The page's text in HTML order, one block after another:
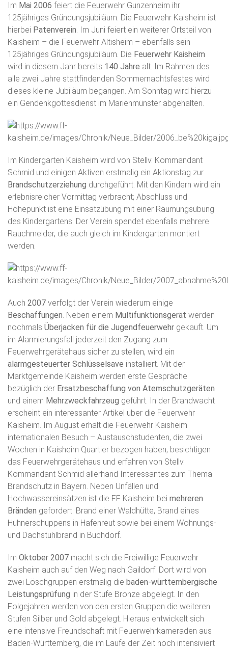
Im Mai 2006 feiert die Feuerwehr Gunzenheim ihr
125jähriges Gründungsjubiläum. Die Feuerwehr Kaisheim ist
hierbei Patenverein. Im Juni feiert ein weiterer Ortsteil von
Kaisheim – die Feuerwehr Altisheim – ebenfalls sein
125jähriges Gründungsjubiläum. Die Feuerwehr Kaisheim
wird in diesem Jahr bereits 140 Jahre alt. Im Rahmen des
alle zwei Jahre stattfindenden Sommernachtsfestes wird
dieses kleine Jubiläum begangen. Am Sonntag wird hierzu
ein Gendenkgottesdienst im Marienmünster abgehalten.
Im Kindergarten Kaisheim wird von Stellv. Kommandant
Schmid und einigen Aktiven erstmalig ein Aktionstag zur
Brandschutzerziehung durchgeführt. Mit den Kindern wird ein
erlebnisreicher Vormittag verbracht; Abschluss und
Höhepunkt ist eine Einsatzübung mit einer Räumungsübung
des Kindergartens. Der Verein spendet ebenfalls mehrere
Rauchmelder, die auch gleich im Kindergarten montiert
werden.
Auch 2007 verfolgt der Verein wiederum einige
Beschaffungen. Neben einem Multifunktionsgerät werden
nochmals Überjacken für die Jugendfeuerwehr gekauft. Um
im Alarmierungsfall jederzeit den Zugang zum
Feuerwehrgerätehaus sicher zu stellen, wird ein
alarmgesteuerter Schlüsselsave installiert. Mit der
Marktgemeinde Kaisheim werden erste Gespräche
bezüglich der Ersatzbeschaffung von Atemschutzgeräten
und einem Mehrzweckfahrzeug geführt. In der Brandwacht
erscheint ein interessanter Artikel über die Feuerwehr
Kaisheim. Im August erhält die Feuerwehr Kaisheim
internationalen Besuch – Austauschstudenten, die zwei
Wochen in Kaisheim Quartier bezogen haben, besichtigen
das Feuerwehrgerätehaus und erfahren von Stellv.
Kommandant Schmid allerhand Interessantes zum Thema
Brandschutz in Bayern. Neben Unfällen und
Hochwassereinsätzen ist die FF Kaisheim bei mehreren
Bränden gefordert: Brand einer Waldhütte, Brand eines
Hühnerschuppens in Hafenreut sowie bei einem Wohnungs-
und Dachstuhlbrand in Buchdorf.
Im Oktober 2007 macht sich die Freiwillige Feuerwehr
Kaisheim auch auf den Weg nach Gaildorf. Dort wird von
zwei Löschgruppen erstmalig die baden-württembergische
Leistungsprüfung in der Stufe Bronze abgelegt. In den
Folgejahren werden von den ersten Gruppen die weiteren
Stufen Silber und Gold abgelegt. Hieraus entwickelt sich
eine intensive Freundschaft mit Feuerwehrkameraden aus
Baden-Württemberg, die im Laufe der Zeit noch intensiviert